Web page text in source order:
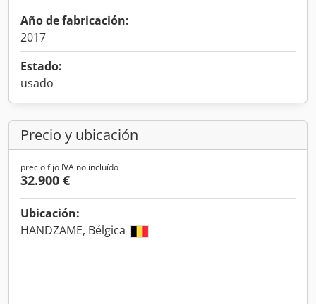
Año de fabricación:
2017
Estado:
usado
Precio y ubicación
precio fijo IVA no incluído
32.900 €
Ubicación:
HANDZAME, Bélgica